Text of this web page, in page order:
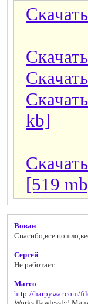
kb]
[519
Вован
Спасибо,все
Сергей
Не работает.
Marco
http://harpywar.com/